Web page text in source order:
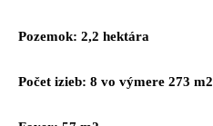
Pozemok: 2,2 hektára
Počet izieb: 8 vo výmere 273 m2